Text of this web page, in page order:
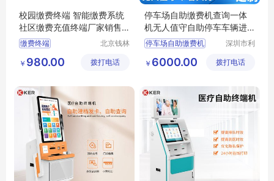
校园缴费终端 智能缴费系统
社区缴费充值终端厂家销售
【订金】
缴费终端
自助终端机
北京钱林
股份有限
￥ 980.00 拨打电话
停车场自助缴费机查询一体
机无人值守自助停车车辆进
出扫码结算
停车场自助缴费机
无人值守自助停车缴费终端
停车自助终端机
深圳市利
术股份有
￥ 6000.00 拨打电话